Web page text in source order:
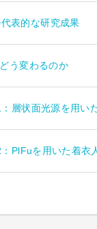
表的な研究成果
う変わるのか
層状面光源を用い
PlFuを用いた着衣